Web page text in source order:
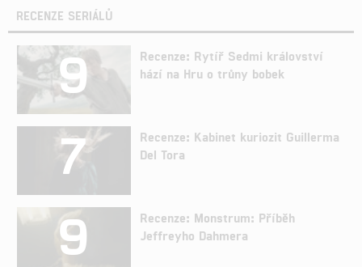
RECENZE SERIÁLŮ
9
Recenze: Rytíř Sedmi království
hází na Hru o trůny bobek
7
Recenze: Kabinet kuriozit Guillerma
Del Tora
9
Recenze: Monstrum: Příběh
Jeffreyho Dahmera